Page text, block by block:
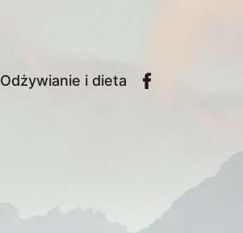
Odżywianie i dieta